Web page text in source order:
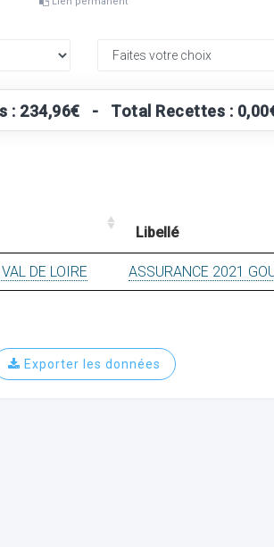
: 234,96€ - Total Recettes :
Libellé
DE LOIRE ASSURANCE 2021
Exporter les données